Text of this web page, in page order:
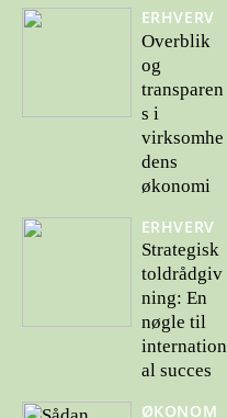
ERHVERV
Overblik
og
transparen
s i
virksomhe
dens
økonomi
ERHVERV
Strategisk
toldrådgiv
ning: En
nøgle til
internation
al succes
ØKONOM